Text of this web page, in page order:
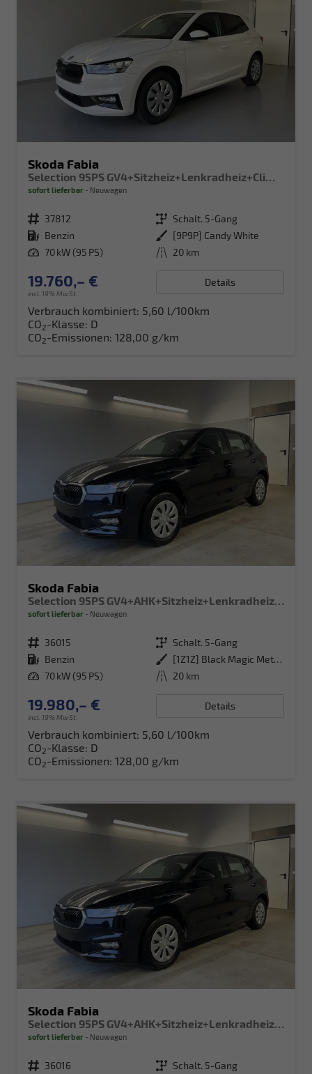
Skoda Fabia
Selection 95PS GV4+Sitzheiz+Lenkradheiz+Climatronic+Sunset+AppConnect+PDC
sofort lieferbar Neuwagen
Fahrzeugnr. 37812 Getriebe Schalt. 5-Gang
Kraftstoff Benzin Außenfarbe [9P9P] Candy White
Leistung 70 kW (95 PS) Kilometerstand 20 km
19.760,– €
incl. 19% MwSt.
Details
Verbrauch kombiniert: 5,60 l/100km
CO2-Klasse: D
CO2-Emissionen: 128,00 g/km
Skoda Fabia
sofort lieferbar Neuwagen
Fahrzeugnr. 36015 Getriebe Schalt. 5-Gang
Kraftstoff Benzin Außenfarbe
[1Z1Z] Black Magic Metallic
Leistung 70 kW (95 PS) Kilometerstand 20 km
19.980,– €
incl. 19% MwSt.
Details
Verbrauch kombiniert: 5,60 l/100km
CO2-Klasse: D
CO2-Emissionen: 128,00 g/km
Skoda Fabia
Selection 95PS GV4+AHK+Sitzheiz+Lenkradheiz+Climatronic+Tempomat+PDC
sofort lieferbar Neuwagen
Fahrzeugnr. 36016 Getriebe Schalt. 5-Gang